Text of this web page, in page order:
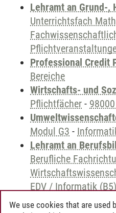
Lehramt an Grund-,
Unterrichtsfach
Professional Credit
Bereiche
Wirtschafts- und
Pflichtfächer -
Modul G3 -
Lehramt an
Berufliche
EDV / Informatik (B5)
We use cookies that are used